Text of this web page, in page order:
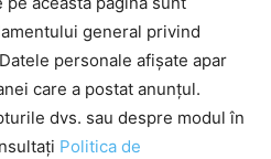
general privind
personale afișate apar
care a postat anunțul.
dvs. sau despre modul în
Politica de